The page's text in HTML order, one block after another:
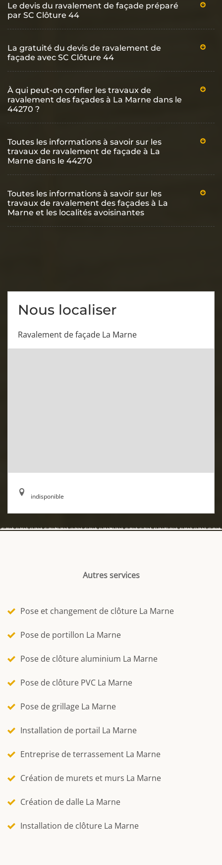
Le devis du ravalement de façade préparé
par SC Clôture 44
La gratuité du devis de ravalement de
façade avec SC Clôture 44
À qui peut-on confier les travaux de
ravalement des façades à La Marne dans le
44270 ?
Toutes les informations à savoir sur les
travaux de ravalement de façade à La
Marne dans le 44270
Toutes les informations à savoir sur les
travaux de ravalement des façades à La
Marne et les localités avoisinantes
Nous localiser
Ravalement de façade La Marne
indisponible
Autres services
Pose et changement de clôture La Marne
Pose de portillon La Marne
Pose de clôture aluminium La Marne
Pose de clôture PVC La Marne
Pose de grillage La Marne
Installation de portail La Marne
Entreprise de terrassement La Marne
Création de murets et murs La Marne
Création de dalle La Marne
Installation de clôture La Marne